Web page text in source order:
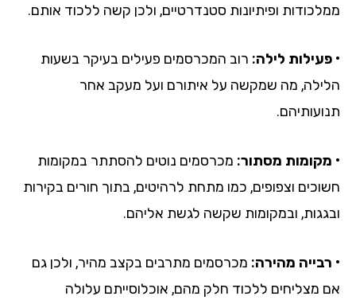
ממלכודות ופיתיונות סטנדרטיים, ולכן קשה ללכוד אותם.
• פעילות לילה: רוב המכרסמים פעילים בעיקר בשעות
הלילה, מה שמקשה על איתורם ועל מעקב אחר
תנועותיהם.
• מקומות מסתור: מכרסמים נוטים להסתתר במקומות
חשוכים וצפופים, כמו מתחת לרהיטים, בתוך חורים בקירות
ובגגות, ובמקומות שקשה לגשת אליהם.
• רבייה מהירה: מכרסמים מתרבים בקצב מהיר, ולכן גם
אם מצליחים ללכוד חלק מהם, אוכלוסייתם עלולה